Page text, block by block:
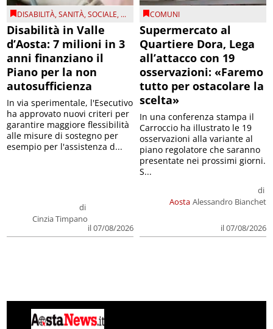
DISABILITÀ,SANITÀ,SOCIALE, ...
Disabilità in Valle
d’Aosta: 7 milioni in 3
anni finanziano il
Piano per la non
autosufficienza
di
Cinzia Timpano
il 07/08/2026
In via sperimentale, l'Esecutivo
ha approvato nuovi criteri per
garantire maggiore flessibilità
alle misure di sostegno per
esempio per l'assistenza d...
COMUNI
Supermercato al
Quartiere Dora, Lega
all’attacco con 19
osservazioni: «Faremo
tutto per ostacolare la
scelta»
Aosta
di
Alessandro Bianchet
il 07/08/2026
In una conferenza stampa il
Carroccio ha illustrato le 19
osservazioni alla variante al
piano regolatore che saranno
presentate nei prossimi giorni.
S...